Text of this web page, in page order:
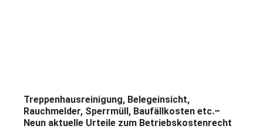
Treppenhausreinigung, Belegeinsicht,
Rauchmelder, Sperrmüll, Baufällkosten etc.–
Neun aktuelle Urteile zum Betriebskostenrecht